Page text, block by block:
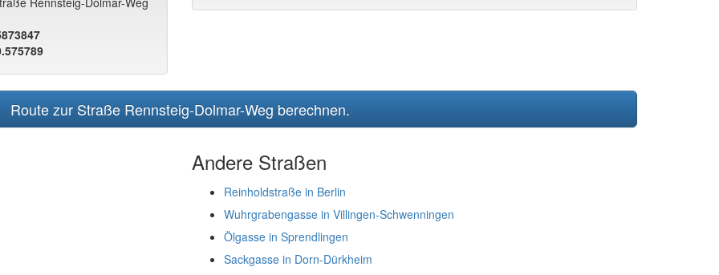
Route zur Straße Rennsteig-Dolmar-Weg berechnen.
Andere Straßen
Reinholdstraße in Berlin
Wuhrgrabengasse in Villingen-Schwenningen
Ölgasse in Sprendlingen
Sackgasse in Dorn-Dürkheim